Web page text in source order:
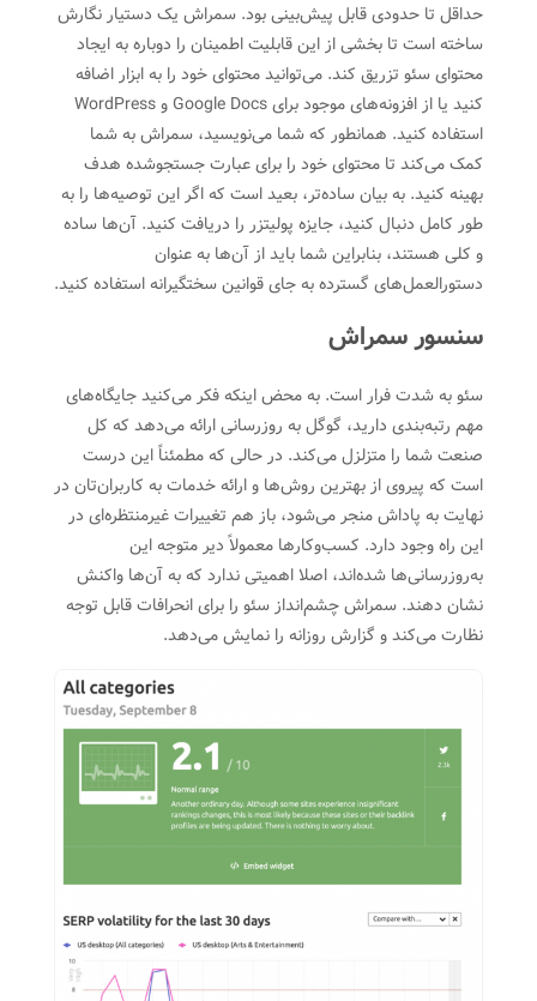
حداقل تا حدودی قابل پیش‌بینی بود. سمراش یک دستیار نگارش
ساخته است تا بخشی از این قابلیت اطمینان را دوباره به ایجاد
محتوای سئو تزریق کند. می‌توانید محتوای خود را به ابزار اضافه
کنید یا از افزونه‌های موجود برای Google Docs و WordPress
استفاده کنید. همانطور که شما می‌نویسید، سمراش به شما
کمک می‌کند تا محتوای خود را برای عبارت جستجوشده هدف
بهینه کنید. به بیان ساده‌تر، بعید است که اگر این توصیه‌ها را به
طور کامل دنبال کنید، جایزه پولیتزر را دریافت کنید. آن‌ها ساده
و کلی هستند، بنابراین شما باید از آن‌ها به عنوان
دستورالعمل‌های گسترده به جای قوانین سختگیرانه استفاده کنید.
سنسور سمراش
سئو به شدت فرار است. به محض اینکه فکر می‌کنید جایگاه‌های
مهم رتبه‌بندی دارید، گوگل به روزرسانی ارائه می‌دهد که کل
صنعت شما را متزلزل می‌کند. در حالی که مطمئناً این درست
است که پیروی از بهترین روش‌ها و ارائه خدمات به کاربران‌تان در
نهایت به پاداش منجر می‌شود، باز هم تغییرات غیرمنتظره‌ای در
این راه وجود دارد. کسب‌وکارها معمولاً دیر متوجه این
به‌روزرسانی‌ها شده‌اند، اصلا اهمیتی ندارد که به آن‌ها واکنش
نشان دهند. سمراش چشم‌انداز سئو را برای انحرافات قابل توجه
نظارت می‌کند و گزارش روزانه را نمایش می‌دهد.